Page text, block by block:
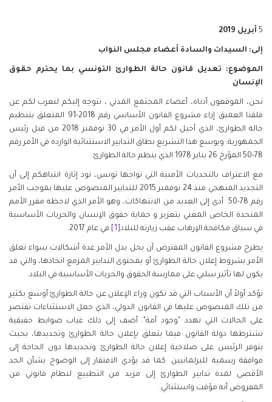
5 أبريل 2019
إلى: السيدات والسادة أعضاء مجلس النواب
الموضوع: تعديل قانون حالة الطوارئ التونسي بما يحترم حقوق
الإنسان
نحن، الموقعون أدناه، أعضاء المجتمع المدني ، نتوجه إليكم لنعرب لكم عن
قلقنا العميق إزاء مشروع القانون الأساسي رقم 2018-91 المتعلق بتنظيم
حالة الطوارئ، الذي أحيل لكم أول الأمر في 30 نوفمبر 2018 من قبل رئيس
الجمهورية. ويوسع هذا التشريع نطاق التدابير الاستثنائية الواردة في الأمر رقم
78-50 المؤرخ 26 يناير 1978 الذي ينظم حالة الطوارئ.
مع الاعتراف بالتحديات الأمنية التي تواجها تونس، نود إثارة انتباهكم إلى أن
التجديد المنهجي منذ 24 نوفمبر 2015 للتدابير المنصوص عليها بموجب الأمر
رقم 78-50 أدى إلى العديد من الانتهاكات، وهو الأمر الذي لاحظه مقرر الأمم
المتحدة الخاص المعني بتعزيز و حماية حقوق الإنسان والحريات الأساسية
في سياق مكافحة الإرهاب عقب زيارته للبلاد[1] في عام 2017.
يطرح مشروع القانون المفترض أن يحل بدل الأمر عدة أشكالات سواء تعلق
الأمر بشروط إعلان حالة الطوارئ أو بمحتوى التدابير المزمع اتخاذها، والتي قد
يكون لها تأثير سلبي على ممارسة الحقوق والحريات الأساسية في البلاد.
نؤكد أولاً أن الأسباب التي قد تكون وراء الإعلان عن حالة الطوارئ أوسع بكثير
من تلك المنصوص عليها في القانون الدولي، الذي جعل الاستثناءات تقتصر
على الحالات التي تهدد "وجود أمة". أضف إلى ذلك غياب ضوابط حقيقية
تشترطها دولة القانون فيما يتعلق بإعلان حالة الطوارئ وتجديدها، بحيث
يتوفر الرئيس على صلاحية إعلان حالة الطوارئ وتجديدها دون الحاجة إلى
موافقة رسمية للبرلمانيين. كما قد يؤدي الافتقار إلى الوضوح بشأن الحد
الأقصى لمدة تدابير الطوارئ إلى مزيد من التطبيع لنظام قانوني من
المفروض أنه مؤقت واستثنائي.